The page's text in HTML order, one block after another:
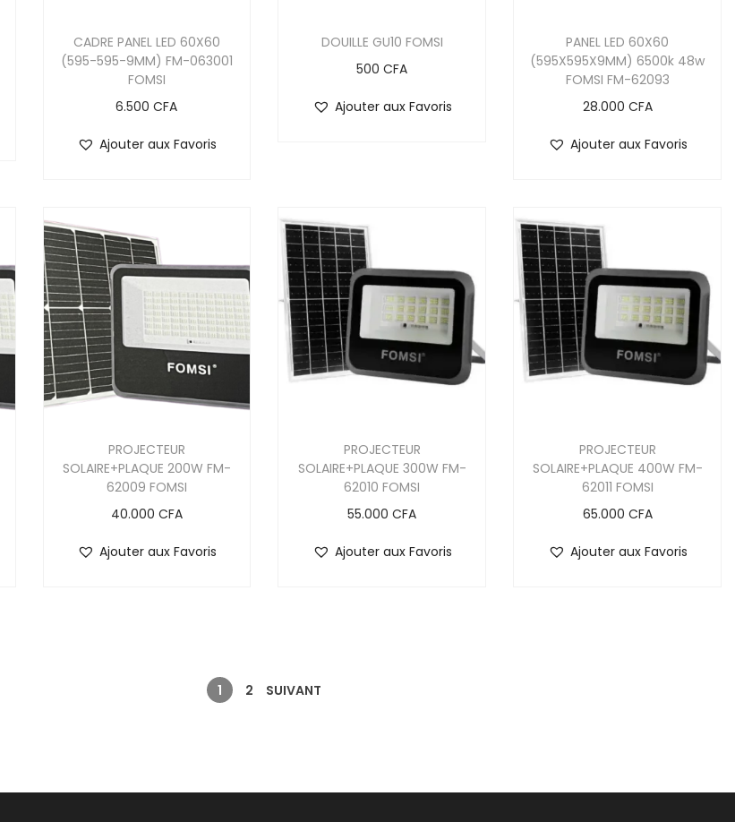
CADRE PANEL LED 60X60
(595-595-9MM) FM-063001
FOMSI
6.500CFA
Ajouter aux Favoris
DOUILLE GU10 FOMSI
500CFA
Ajouter aux Favoris
PANEL LED 60X60
(595X595X9MM) 6500k 48w
FOMSI FM-62093
28.000 CFA
Ajouter aux Favoris
PROJECTEUR
SOLAIRE+PLAQUE 200W FM-
62009 FOMSI
40.000 CFA
Ajouter aux Favoris
PROJECTEUR
SOLAIRE+PLAQUE 300W FM-
62010 FOMSI
55.000CFA
Ajouter aux Favoris
PROJECTEUR
SOLAIRE+PLAQUE 400W FM-
62011 FOMSI
65.000 CFA
Ajouter aux Favoris
1 2 SUIVANT